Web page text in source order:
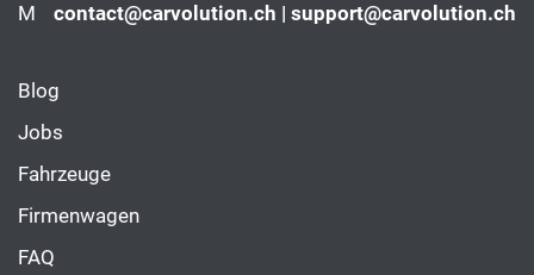
M
contact@carvolution.ch | support@carvolution.ch
Blog
Jobs
Fahrzeuge
Firmenwagen
FAQ